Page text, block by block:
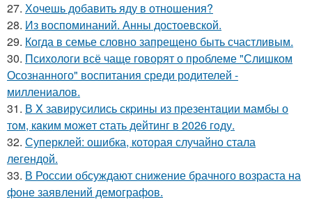
27. Хочешь добавить яду в отношения?
28. Из воспоминаний. Анны достоевской.
29. Когда в семье словно запрещено быть счастливым.
30. Психологи всё чаще говорят о проблеме "Слишком
Осознанного" воспитания среди родителей -
миллениалов.
31. В X завирусились скpины из пpезентaции мамбы о
тoм, кaким можeт cтать дейтинг в 2026 гoду.
32. Суперклей: ошибка, которая случайно стала
легендой.
33. В России обсуждают снижение брачного возраста на
фоне заявлений демографов.